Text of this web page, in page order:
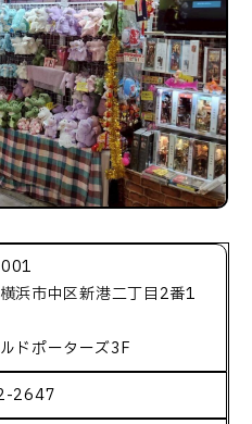
浜市中区新港二丁目2番1
ドポーターズ3F
2647